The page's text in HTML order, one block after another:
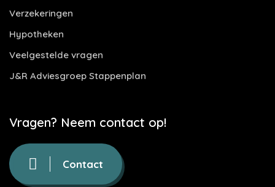
Verzekeringen
Hypotheken
Veelgestelde vragen
J&R Adviesgroep Stappenplan
Vragen? Neem contact op!
Contact